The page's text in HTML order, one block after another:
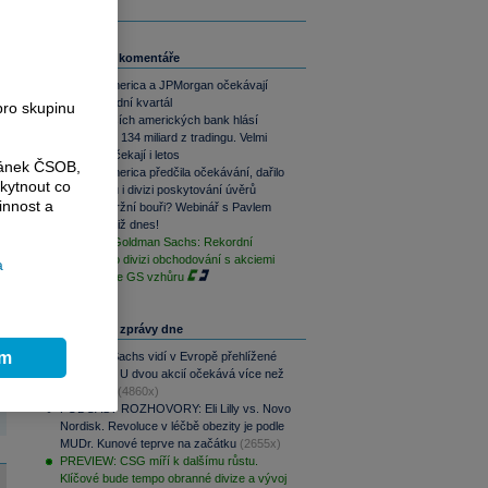
,
Související komentáře
Bank of America a JPMorgan očekávají
další rekordní kvartál
Pět největších amerických bank hlásí
rekordních 134 miliard z tradingu. Velmi
dobrý rok čekají i letos
Bank of America předčila očekávání, dařilo
se tradingu i divizi poskytování úvěrů
Jak ustát tržní bouři? Webinář s Pavlem
Mokošem již dnes!
Výsledky Goldman Sachs: Rekordní
čtvrtletí pro divizi obchodování s akciemi
posílá akcie GS vzhůru
Nejčtenější zprávy dne
Goldman Sachs vidí v Evropě přehlížené
příležitosti. U dvou akcií očekává více než
(4860x)
PODCAST ROZHOVORY: Eli Lilly vs. Novo
Nordisk. Revoluce v léčbě obezity je podle
MUDr. Kunové teprve na začátku (2655x)
PREVIEW: CSG míří k dalšímu růstu.
Klíčové bude tempo obranné divize a vývoj
skupinu
ČSOB,
co
a